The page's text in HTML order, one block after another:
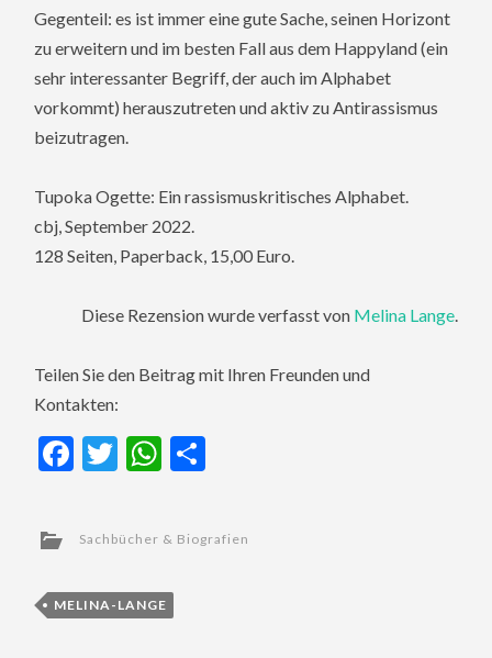
Gegenteil: es ist immer eine gute Sache, seinen Horizont
zu erweitern und im besten Fall aus dem Happyland (ein
sehr interessanter Begriff, der auch im Alphabet
vorkommt) herauszutreten und aktiv zu Antirassismus
beizutragen.
Tupoka Ogette: Ein rassismuskritisches Alphabet.
cbj, September 2022.
128 Seiten, Paperback, 15,00 Euro.
Diese Rezension wurde verfasst von Melina Lange.
Teilen Sie den Beitrag mit Ihren Freunden und
Kontakten:
Facebook
TwitterWhatsApp
Sachbücher & Biografien
MELINA-LANGE